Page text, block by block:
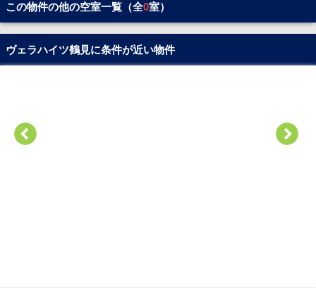
この物件の他の空室一覧（全0室）
ヴェラハイツ鶴見に条件が近い物件